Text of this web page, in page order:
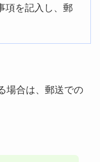
項を記入し、郵
場合は、郵送での